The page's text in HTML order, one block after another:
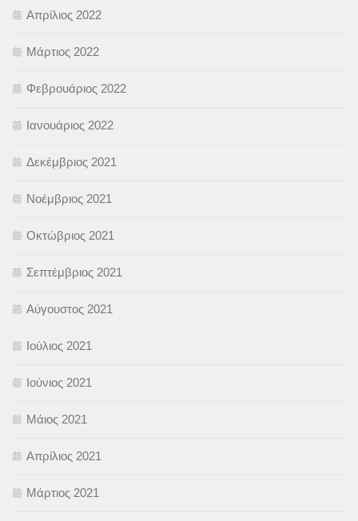
Απρίλιος 2022
Μάρτιος 2022
Φεβρουάριος 2022
Ιανουάριος 2022
Δεκέμβριος 2021
Νοέμβριος 2021
Οκτώβριος 2021
Σεπτέμβριος 2021
Αύγουστος 2021
Ιούλιος 2021
Ιούνιος 2021
Μάιος 2021
Απρίλιος 2021
Μάρτιος 2021